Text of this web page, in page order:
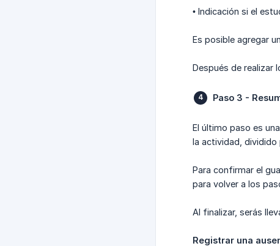
• Indicación si el
Es posible agregar
Después de realizar
Paso 3 -
El último paso es
la actividad, dividido
Para confirmar el
para volver a los
Al finalizar, serás
Registrar una